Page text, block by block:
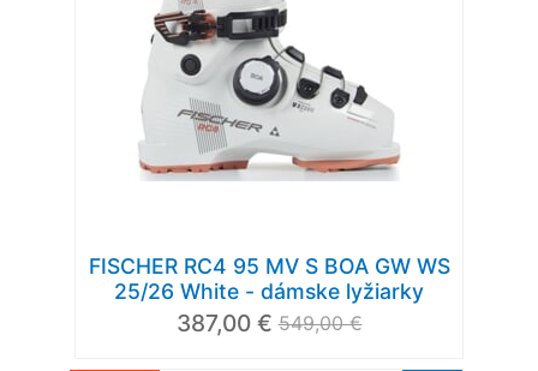
FISCHER RC4 95 MV S BOA GW WS
25/26 White - dámske lyžiarky
387,00 € 549,00 €